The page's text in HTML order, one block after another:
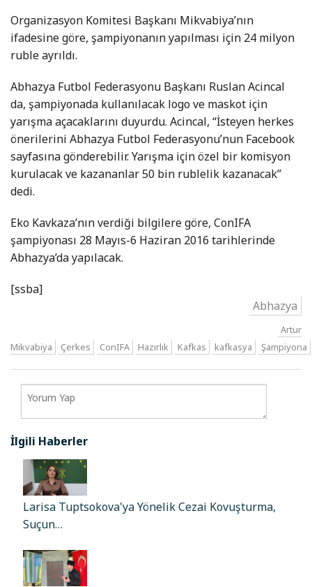
Organizasyon Komitesi Başkanı Mikvabiya’nın
ifadesine göre, şampiyonanın yapılması için 24 milyon
ruble ayrıldı.
Abhazya Futbol Federasyonu Başkanı Ruslan Acincal
da, şampiyonada kullanılacak logo ve maskot için
yarışma açacaklarını duyurdu. Acincal, “İsteyen herkes
önerilerini Abhazya Futbol Federasyonu’nun Facebook
sayfasına gönderebilir. Yarışma için özel bir komisyon
kurulacak ve kazananlar 50 bin rublelik kazanacak”
dedi.
Eko Kavkaza’nın verdiği bilgilere göre, ConIFA
şampiyonası 28 Mayıs-6 Haziran 2016 tarihlerinde
Abhazya’da yapılacak.
[ssba]
Abhazya
Artur
Mikvabiya
Çerkes ConIFA Hazırlık Kafkas kafkasya Şampiyona
İlgili Haberler
Larisa Tuptsokova'ya Yönelik Cezai Kovuşturma,
Suçun…